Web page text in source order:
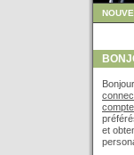
compte
et